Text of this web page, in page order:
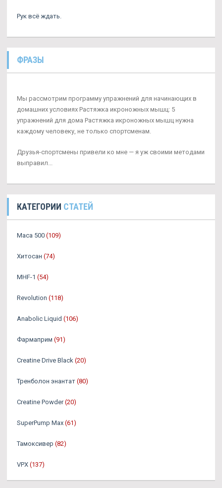
Рук всё ждать.
ФРАЗЫ
Мы рассмотрим программу упражнений для начинающих в
домашних условиях Растяжка икроножных мышц: 5
упражнений для дома Растяжка икроножных мышц нужна
каждому человеку, не только спортсменам.
Друзья-спортсмены привели ко мне — я уж своими методами
выправил...
КАТЕГОРИИ СТАТЕЙ
Maca 500 (109)
Хитосан (74)
MHF-1 (54)
Revolution (118)
Anabolic Liquid (106)
Фармаприм (91)
Creatine Drive Black (20)
Тренболон энантат (80)
Creatine Powder (20)
SuperPump Max (61)
Тамоксивер (82)
VPX (137)